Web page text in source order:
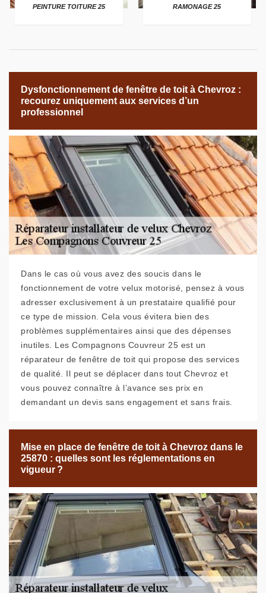
PEINTURE TOITURE 25 RAMONAGE 25
Dysfonctionnement de fenêtre de toit à Chevroz :
recourez uniquement aux services d’un
professionnel
Dans le cas où vous avez des soucis dans le
fonctionnement de votre velux motorisé, pensez à vous
adresser exclusivement à un prestataire qualifié pour
ce type de mission. Cela vous évitera bien des
problèmes supplémentaires ainsi que des dépenses
inutiles. Les Compagnons Couvreur 25 est un
réparateur de fenêtre de toit qui propose des services
de qualité. Il peut se déplacer dans tout Chevroz et
vous pouvez connaître à l’avance ses prix en
demandant un devis sans engagement et sans frais.
Mise en place de fenêtre de toit à Chevroz dans le
25870 : quelles sont les réglementations en
vigueur ?